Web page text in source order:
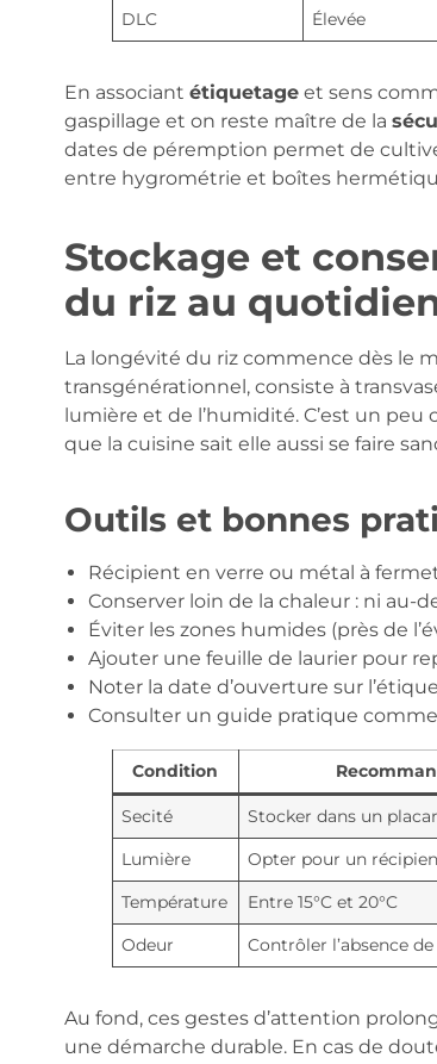
DLC
Élevée
En associant étiquetageet sens
gaspillage et on reste maître de la
dates de péremption permet de
entre hygrométrie et boîtes
Stockage et
du riz au
La longévité du riz commence dès le
transgénérationnel, consiste à
lumière et de l’humidité. C’est un
que la cuisine sait elle aussi se faire
Outils et bonnes
Récipient en verre ou métal à
Conserver loin de la chaleur : ni au-
Éviter les zones humides (près de
Ajouter une feuille de laurier pour
Noter la date d’ouverture sur
Consulter un guide pratique comme
Condition
Secité Stocker dans un
Lumière
Opter pour un
Température
Entre 15°C et 20°C
Odeur
Contrôler l’absence
Au fond, ces gestes d’attention
une démarche durable. En cas de